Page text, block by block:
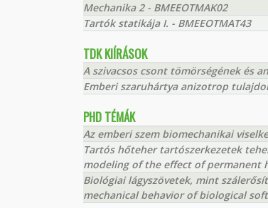
Mechanika 2 - BMEEOTMAK02
Tartók statikája I. - BMEEOTMAT43
TDK KIÍRÁSOK
A szivacsos csont tömörségének és
Emberi szaruhártya anizotrop
PHD TÉMÁK
Az emberi szem biomechanikai
Tartós hőteher tartószerkezetek
modeling of the effect of permanent
Biológiai lágyszövetek, mint
mechanical behavior of biological